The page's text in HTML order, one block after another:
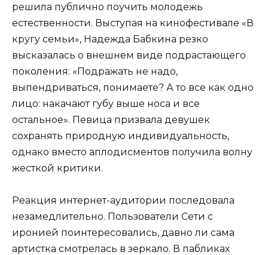
решила публично поучить молодежь
естественности. Выступая на кинофестивале «В
кругу семьи», Надежда Бабкина резко
высказалась о внешнем виде подрастающего
поколения: «Подражать не надо,
выпендриваться, понимаете? А то все как одно
лицо: накачают губу выше носа и все
остальное». Певица призвала девушек
сохранять природную индивидуальность,
однако вместо аплодисментов получила волну
жесткой критики.
Реакция интернет-аудитории последовала
незамедлительно. Пользователи Сети с
иронией поинтересовались, давно ли сама
артистка смотрелась в зеркало. В пабликах